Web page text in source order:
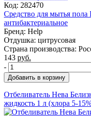
Код: 282470
Средство для мытья
антибактериальное
Бренд: Help
Отдушка: цитрусовая
Страна производства:
143 руб.
-
Добавить в корзину
Отбеливатель Нева
жидкость 1 л (хлора 5-